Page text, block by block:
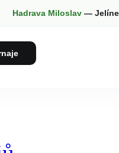
Hadrava Miloslav —